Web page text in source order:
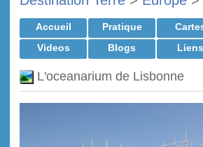
Accueil Pratique
Videos
Blogs Liens
L'oceanarium de Lisbonne